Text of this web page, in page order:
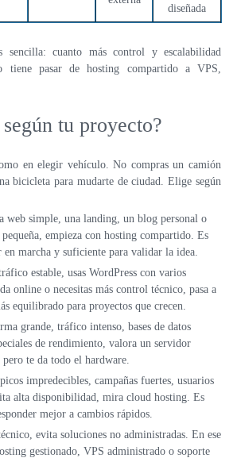
diseñada
sencilla: cuanto más control y escalabilidad
tiene pasar de hosting compartido a VPS,
tu proyecto?
en elegir vehículo. No compras un camión
bicicleta para mudarte de ciudad. Elige según
web simple, una landing, un blog personal o
empieza con hosting compartido. Es
en marcha y suficiente para validar la idea.
estable, usas WordPress con varios
online o necesitas más control técnico, pasa a
equilibrado para proyectos que crecen.
grande, tráfico intenso, bases de datos
de rendimiento, valora un servidor
te da todo el hardware.
impredecibles, campañas fuertes, usuarios
alta disponibilidad, mira cloud hosting. Es
mejor a cambios rápidos.
evita soluciones no administradas. En ese
gestionado, VPS administrado o soporte